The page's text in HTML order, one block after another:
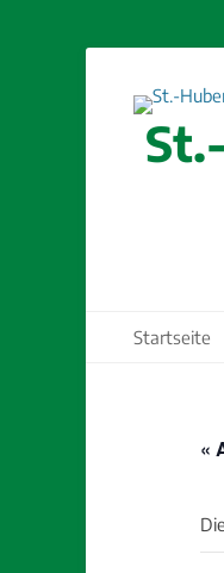
Inhalt
Startseite
«